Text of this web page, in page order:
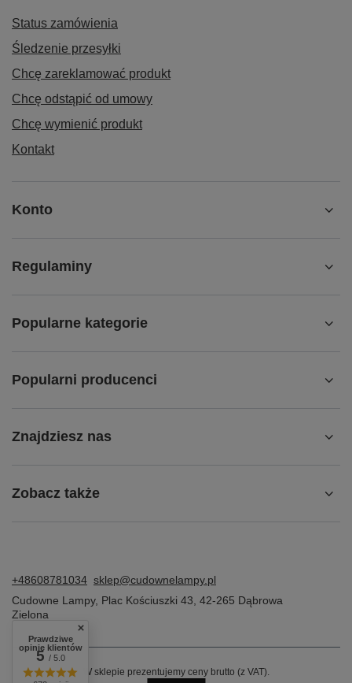
Status zamówienia
Śledzenie przesyłki
Chcę zareklamować produkt
Chcę odstąpić od umowy
Chcę wymienić produkt
Kontakt
Konto
Regulaminy
Popularne kategorie
Popularni producenci
Znajdziesz nas
Zobacz także
+48608781034 sklep@cudownelampy.pl
Cudowne Lampy, Plac Kościuszki 43 42-265 Dąbrowa
Zielona
W sklepie prezentujemy ceny brutto (z VAT).
Prawdziwe
opinie klientów
5/ 5.0